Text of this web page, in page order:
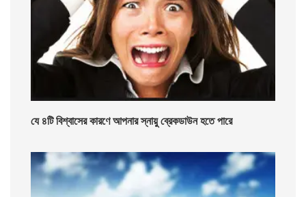
যে ৪টি বিশ্বাসের কারণে আপনার স্নায়ু ব্রেকডাউন হতে পারে